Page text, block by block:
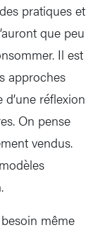
pratiques et
que peu
Il est
approches
réflexion
On pense
vendus.
même